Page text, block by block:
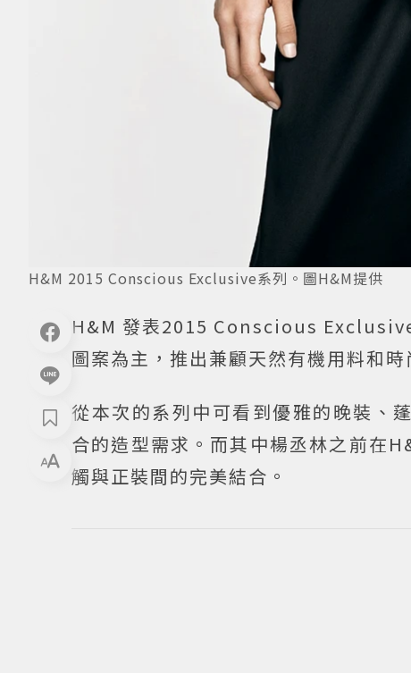
H&M 2015 Conscious Exclusive系列。圖H&M提供
H&M 發表2015 Conscious
圖案為主，推出兼顧天然有機用料和時
從本次的系列中可看到優雅的晚裝、
合的造型需求。而其中楊丞林之前在
觸與正裝間的完美結合。